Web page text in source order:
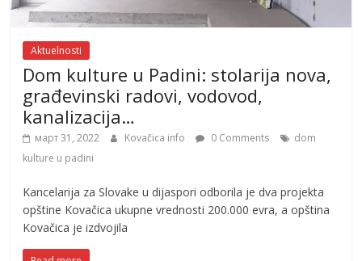
Aktuelnosti
Dom kulture u Padini: stolarija nova,
građevinski radovi, vodovod,
kanalizacija…
март 31, 2022 Kovačica info 0 Comments
dom
kulture u padini
Kancelarija za Slovake u dijaspori odborila je dva projekta
opštine Kovačica ukupne vrednosti 200.000 evra, a opština
Kovačica je izdvojila